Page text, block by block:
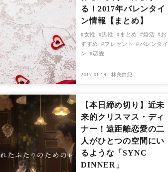
る！2017年バレンタイ
ン情報【まとめ】
女性 男性 まとめ 婚活
お
すすめ
プレゼント
バレンタイ
ン
恋愛
2017.01.19 林美由紀
【本日締め切り】近未
来的クリスマス・ディ
ナー！遠距離恋愛の二
人がひとつの空間にい
るような「SYNC
DINNER」